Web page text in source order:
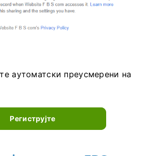
аутоматски преусмерени на
Региструјте